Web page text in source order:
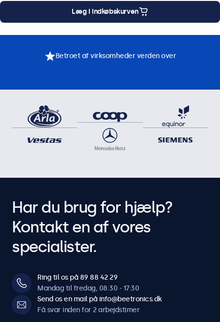
Kontrol
Understøttelse af gestus
Touch-drivere
Download drivere til touchskærm
Driftsfunktioner
Dobbelt integrerede højttalere
Tænder automatisk, når der registreres strøm eller andet
Dæmpbar
Justerbar baggrundsbelysning via fjernbetjening eller valgfri
dæmper.
Software og kompatibilitet
Windows
Windows 8, 10, 11
Læg i indkøbskurven
Specifikationer Downloads Tilbehør
Betroet af virksomheder verden over
Har du brug for hjælp?
Kontakt en af vores
specialister.
Ring til os på 89 88 42 29
Mandag til fredag, 08:30 - 17:30
Send os en mail på info@beetronics.dk
Få svar inden for 2 arbejdstimer